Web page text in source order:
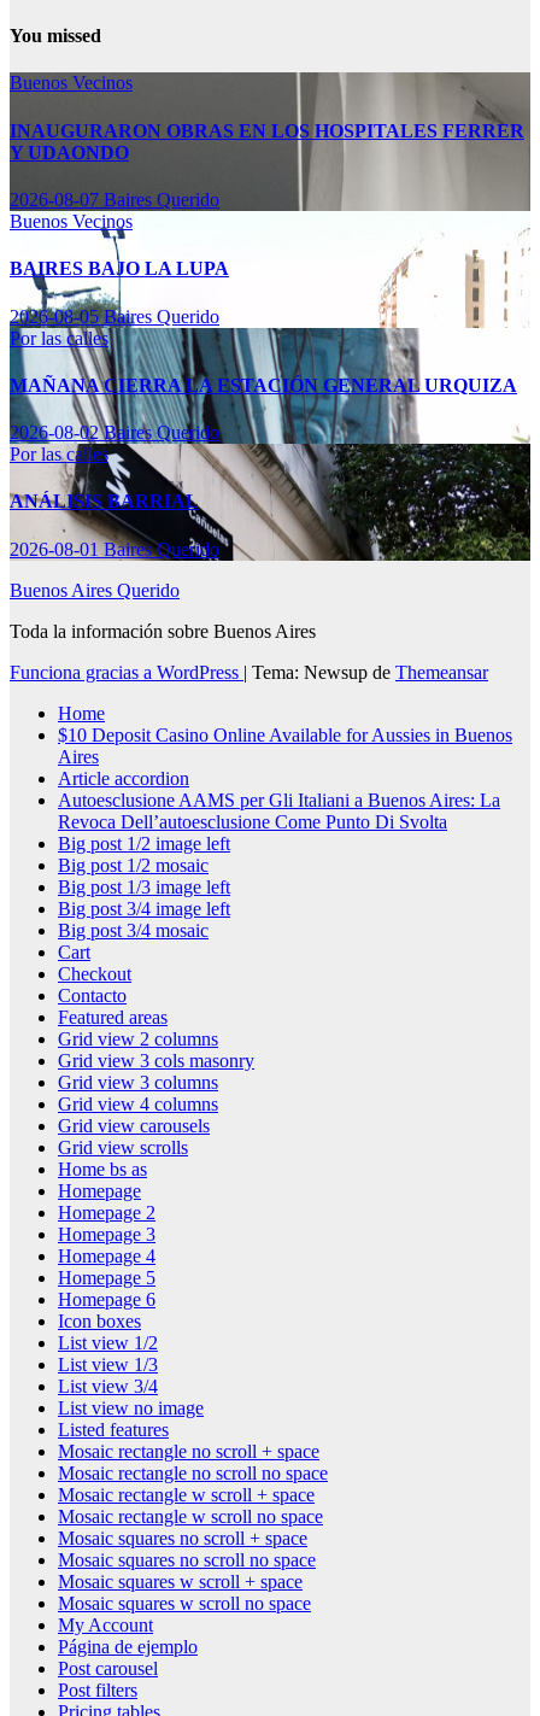
You missed
Buenos Vecinos
INAUGURARON OBRAS EN LOS HOSPITALES FERRER
Y UDAONDO
2026-08-07 Baires Querido
Buenos Vecinos
BAIRES BAJO LA LUPA
2026-08-05Baires Querido
Por las calles
MAÑANA CIERRA LA ESTACIÓN GENERAL URQUIZA
2026-08-02Baires Querido
Por las calles
ANÁLISIS BARRIAL
2026-08-01Baires Querido
Buenos Aires Querido
Toda la información sobre Buenos Aires
Funciona gracias a WordPress | Tema: Newsup de Themeansar
Home
$10 Deposit Casino Online Available for Aussies in Buenos
Aires
Article accordion
Autoesclusione AAMS per Gli Italiani a Buenos Aires: La
Revoca Dell’autoesclusione Come Punto Di Svolta
Big post 1/2 image left
Big post 1/2 mosaic
Big post 1/3 image left
Big post 3/4 image left
Big post 3/4 mosaic
Cart
Checkout
Contacto
Featured areas
Grid view 2 columns
Grid view 3 cols masonry
Grid view 3 columns
Grid view 4 columns
Grid view carousels
Grid view scrolls
Home bs as
Homepage
Homepage 2
Homepage 3
Homepage 4
Homepage 5
Homepage 6
Icon boxes
List view 1/2
List view 1/3
List view 3/4
List view no image
Listed features
Mosaic rectangle no scroll + space
Mosaic rectangle no scroll no space
Mosaic rectangle w scroll + space
Mosaic rectangle w scroll no space
Mosaic squares no scroll + space
Mosaic squares no scroll no space
Mosaic squares w scroll + space
Mosaic squares w scroll no space
My Account
Página de ejemplo
Post carousel
Post filters
Pricing tables